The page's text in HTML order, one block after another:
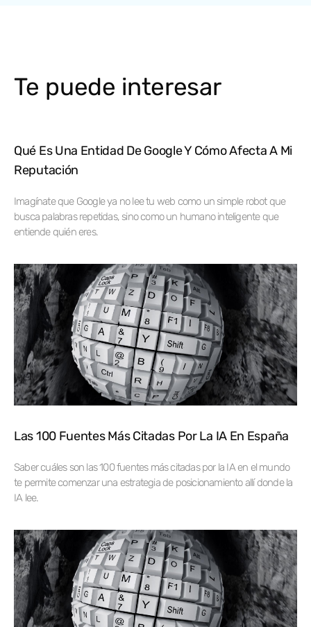
Te puede interesar
Qué Es Una Entidad De Google Y Cómo Afecta A Mi
Reputación
Imagínate que Google ya no lee tu web como un simple robot que
busca palabras repetidas, sino como un humano inteligente que
entiende quién eres.
Las 100 Fuentes Más Citadas Por La IA En España
Saber cuáles son las 100 fuentes más citadas por la IA en el mundo
te permite comenzar una estrategia de posicionamiento allí donde la
IA lee.